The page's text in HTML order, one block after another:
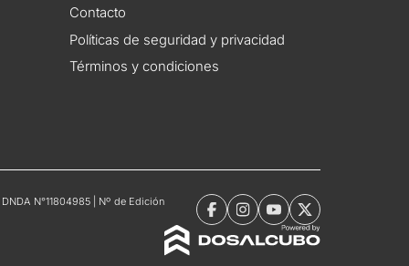
Contacto
Políticas de seguridad y privacidad
Términos y condiciones
N°11804985 | Nº de Edición